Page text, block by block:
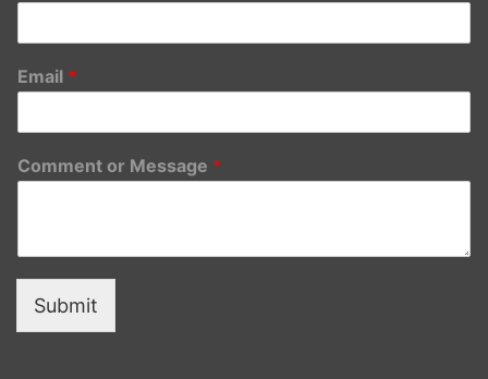
Email *
Comment or Message *
Submit